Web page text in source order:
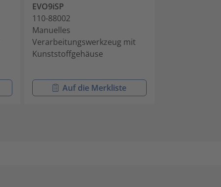
EVO9iSP
110-88002
Manuelles
Verarbeitungswerkzeug mit
Kunststoffgehäuse
Auf die Merkliste